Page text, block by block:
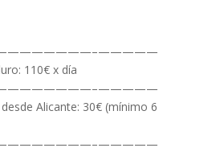
—————
110€ x día
—————
Alicante: 30€ (mínimo 6
—————